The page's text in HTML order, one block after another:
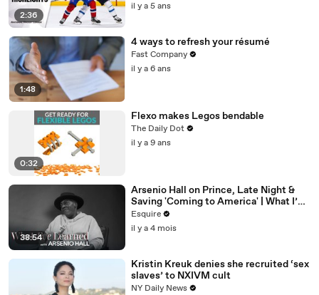
2:36
il y a 5 ans
1:48
4 ways to refresh your résumé
Fast Company
il y a 6 ans
0:32
Flexo makes Legos bendable
The Daily Dot
il y a 9 ans
38:54
Arsenio Hall on Prince, Late Night &
Saving 'Coming to America' | What I’ve
Learned | Esquire
Esquire
il y a 4 mois
Kristin Kreuk denies she recruited ‘sex
slaves’ to NXIVM cult
NY Daily News